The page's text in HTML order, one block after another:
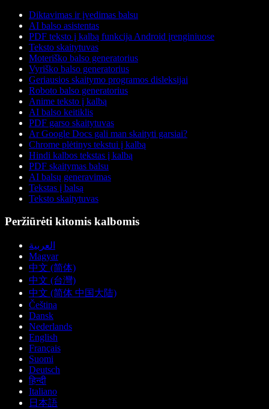
Diktavimas ir įvedimas balsu
AI balso asistentas
PDF teksto į kalbą funkcija Android įrenginiuose
Teksto skaitytuvas
Moteriško balso generatorius
Vyriško balso generatorius
Geriausios skaitymo programos disleksijai
Roboto balso generatorius
Anime teksto į kalbą
AI balso keitiklis
PDF garso skaitytuvas
Ar Google Docs gali man skaityti garsiai?
Chrome plėtinys tekstui į kalbą
Hindi kalbos tekstas į kalbą
PDF skaitymas balsu
AI balsų generavimas
Tekstas į balsą
Teksto skaitytuvas
Peržiūrėti kitomis kalbomis
العربية
Magyar
中文 (简体)
中文 (台灣)
中文 (简体 中国大陆)
Čeština
Dansk
Nederlands
English
Français
Suomi
Deutsch
हिन्दी
Italiano
日本語